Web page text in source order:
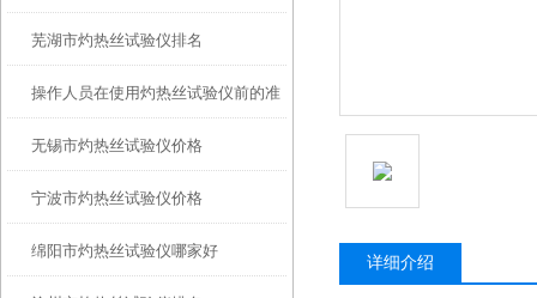
芜湖市灼热丝试验仪排名
操作人员在使用灼热丝试验仪前的准
备工作有哪些？
无锡市灼热丝试验仪价格
宁波市灼热丝试验仪价格
绵阳市灼热丝试验仪哪家好
详细介绍